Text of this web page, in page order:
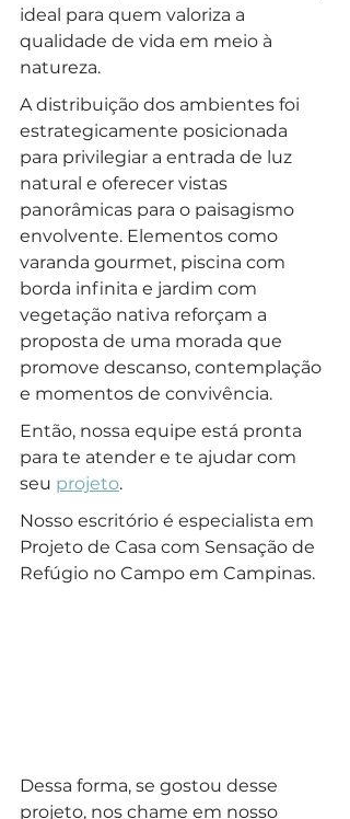
ideal para quem valoriza a
qualidade de vida em meio à
natureza.
A distribuição dos ambientes foi
estrategicamente posicionada
para privilegiar a entrada de luz
natural e oferecer vistas
panorâmicas para o paisagismo
envolvente. Elementos como
varanda gourmet, piscina com
borda infinita e jardim com
vegetação nativa reforçam a
proposta de uma morada que
promove descanso, contemplação
e momentos de convivência.
Então, nossa equipe está pronta
para te atender e te ajudar com
seu projeto.
Nosso escritório é especialista em
Projeto de Casa com Sensação de
Refúgio no Campo em Campinas.
Dessa forma, se gostou desse
projeto, nos chame em nosso